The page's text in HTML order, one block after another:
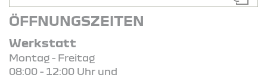
ÖFFNUNGSZEITEN
Werkstatt
Montag - Freitag
08:00 - 12:00 Uhr und